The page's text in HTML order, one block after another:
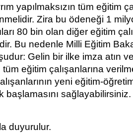
yapılmaksızın tüm eğitim
Zira bu ödeneği 1
80 bin olan diğer eğitim
Bu nedenle Milli Eğitim
Gelin bir ilke imza atın
tüm eğitim çalışanlarına
yeni eğitim-
sağlayabilirsiniz.
duyurulur.